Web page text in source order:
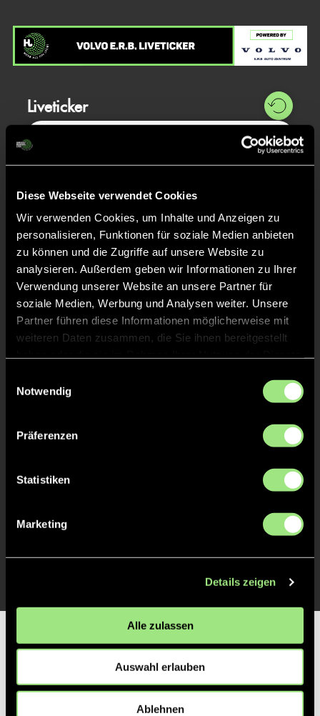
Diese Webseite verwendet Cookies
Wir verwenden Cookies, um Inhalte und Anzeigen zu
personalisieren, Funktionen für soziale Medien anbieten
zu können und die Zugriffe auf unsere Website zu
analysieren. Außerdem geben wir Informationen zu Ihrer
Verwendung unserer Website an unsere Partner für
soziale Medien, Werbung und Analysen weiter. Unsere
Partner führen diese Informationen möglicherweise mit
weiteren Daten zusammen, die Sie ihnen bereitgestellt
Notwendig
Präferenzen
Statistiken
Marketing
Details zeigen
Alle zulassen
Auswahl erlauben
Ablehnen
Liveticker
Spiel beendet
TOR 2:0, FELDTOR
Thea MalouP. 23
10' ANPFIFF 2. Halbzeit
10' TOR 1:0, FELDTOR
1' ANPFIFF 1. Halbzeit
Partner